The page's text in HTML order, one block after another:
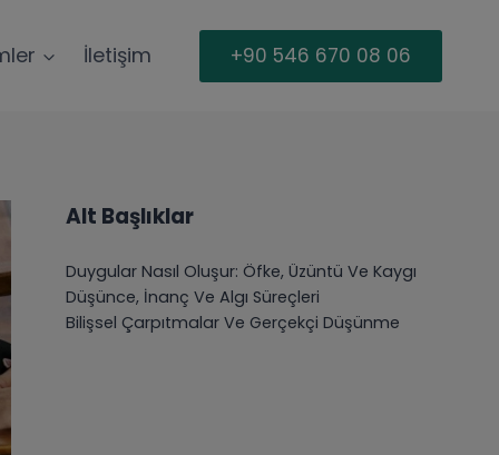
İletişim +90 546 670 08 06
Alt Başlıklar
Duygular Nasıl Oluşur: Öfke, Üzüntü Ve Kaygı
Düşünce, İnanç Ve Algı Süreçleri
Bilişsel Çarpıtmalar Ve Gerçekçi Düşünme